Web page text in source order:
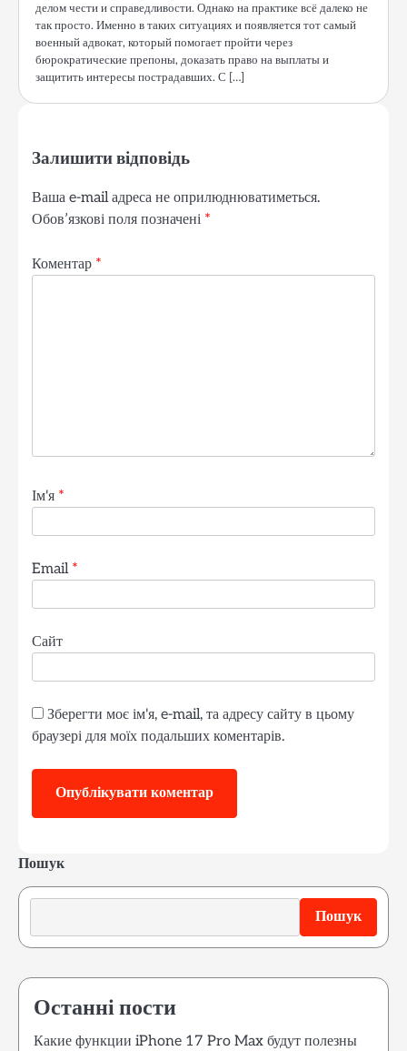
делом чести и справедливости. Однако на практике всё далеко не
так просто. Именно в таких ситуациях и появляется тот самый
военный адвокат, который помогает пройти через
бюрократические препоны, доказать право на выплаты и
защитить интересы пострадавших. С […]
Залишити відповідь
Ваша e-mail адреса не оприлюднюватиметься.
Обов’язкові поля позначені *
Коментар *
Ім'я *
Email *
Сайт
Зберегти моє ім'я, e-mail, та адресу сайту в цьому
браузері для моїх подальших коментарів.
Пошук
Пошук
Останні пости
Какие функции iPhone 17 Pro Max будут полезны